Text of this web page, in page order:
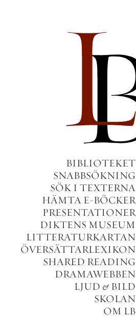
BIBLIOTEKET
SNABBSÖKNING
SÖK I TEXTERNA
HÄMTA E-BÖCKER
PRESENTATIONER
DIKTENS MUSEUM
LITTERATURKARTAN
ÖVERSÄTTARLEXIKON
SHARED READING
DRAMAWEBBEN
LJUD & BILD
SKOLAN
OM LB